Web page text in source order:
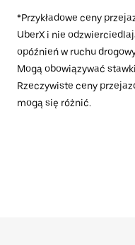
*Przykładowe ceny
UberX i nie
opóźnień w ruchu
Mogą obowiązywać
Rzeczywiste ceny
mogą się różnić.